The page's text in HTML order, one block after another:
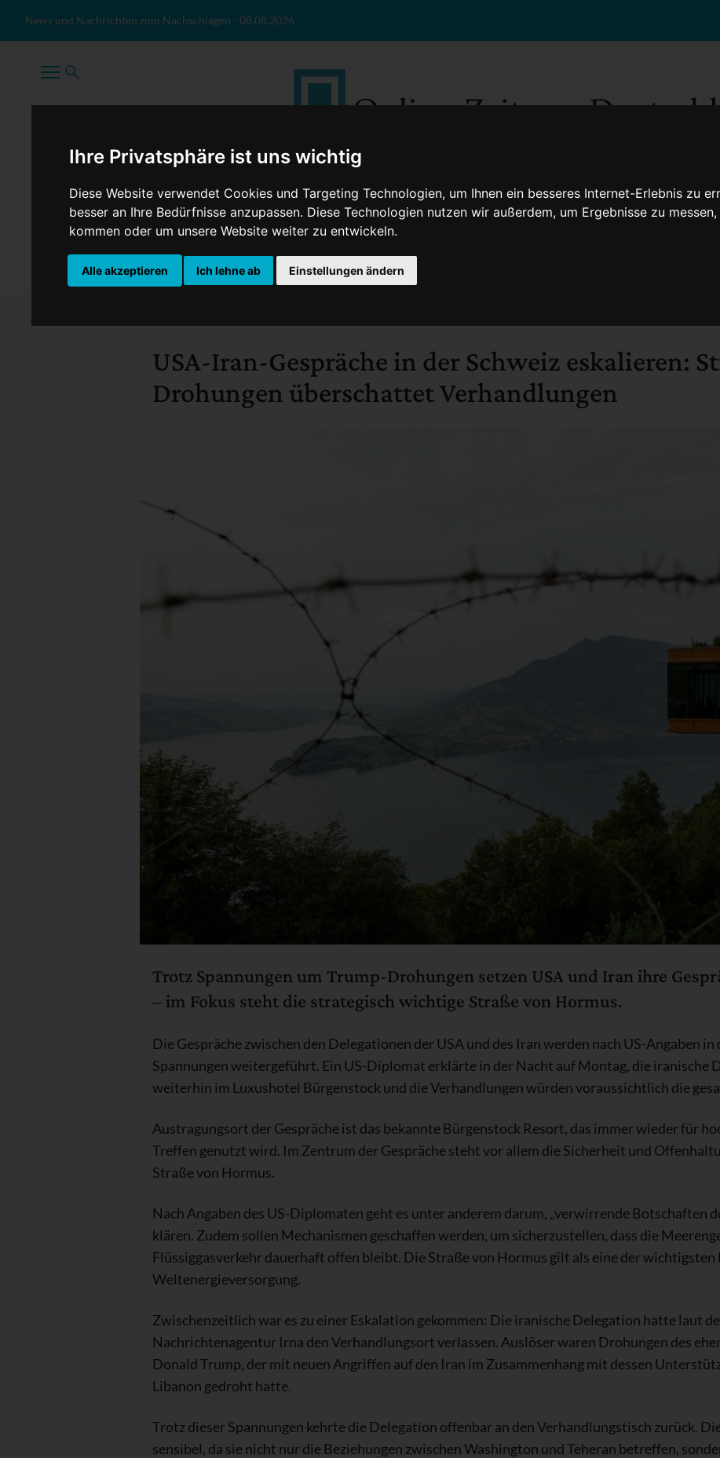
Ihre Privatsphäre ist uns wichtig
Diese Website verwendet Cookies und Targeting Technologien, um Ihnen ein besseres Internet-Erlebnis zu
besser an Ihre Bedürfnisse anzupassen. Diese Technologien nutzen wir außerdem, um Ergebnisse zu
kommen oder um unsere Website weiter zu entwickeln.
Alle akzeptieren Ich lehne ab Einstellungen ändern
News und Nachrichten zum Nachschlagen - 08.08.2026
TopNews Politik Sport Wirtschaft Firmennews Gesellschaft
USA-Iran-Gespräche in der Schweiz eskalieren:
Drohungen überschattet Verhandlungen
Trotz Spannungen um Trump-Drohungen setzen USA und Iran ihre
– im Fokus steht die strategisch wichtige Straße von Hormus.
Die Gespräche zwischen den Delegationen der USA und des Iran werden nach US-Angaben
Spannungen weitergeführt. Ein US-Diplomat erklärte in der Nacht auf Montag, die iranische
weiterhin im Luxushotel Bürgenstock und die Verhandlungen würden voraussichtlich die
Austragungsort der Gespräche ist das bekannte Bürgenstock Resort, das immer wieder für
Treffen genutzt wird. Im Zentrum der Gespräche steht vor allem die Sicherheit und
Straße von Hormus.
Nach Angaben des US-Diplomaten geht es unter anderem darum, „verwirrende Botschaften
klären. Zudem sollen Mechanismen geschaffen werden, um sicherzustellen, dass die
Flüssiggasverkehr dauerhaft offen bleibt. Die Straße von Hormus gilt als eine der
Weltenergieversorgung.
Zwischenzeitlich war es zu einer Eskalation gekommen: Die iranische Delegation hatte laut
Nachrichtenagentur Irna den Verhandlungsort verlassen. Auslöser waren Drohungen des
Donald Trump, der mit neuen Angriffen auf den Iran im Zusammenhang mit dessen
Libanon gedroht hatte.
Trotz dieser Spannungen kehrte die Delegation offenbar an den Verhandlungstisch zurück.
sensibel, da sie nicht nur die Beziehungen zwischen Washington und Teheran betreffen,